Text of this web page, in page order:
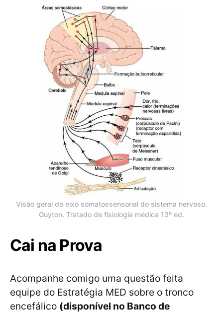
Visão geral do eixo somatossensorial do sistema nervoso.
Guyton, Tratado de fisiologia médica 13º ed.
Cai na Prova
Acompanhe comigo uma questão feita
equipe do Estratégia MED sobre o tronco
encefálico (disponível no Banco de